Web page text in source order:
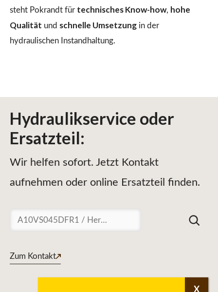
steht Pokrandt für technisches Know-how, hohe
Qualität und schnelle Umsetzung in der
hydraulischen Instandhaltung.
Hydraulikservice oder
Ersatzteil:
Wir helfen sofort. Jetzt Kontakt
aufnehmen oder online Ersatzteil finden.
Suchen
Zum Kontakt